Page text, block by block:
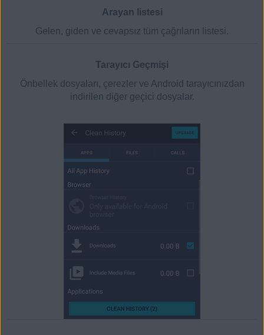
Arayan listesi
Gelen, giden ve cevapsız tüm çağrıların listesi.
Tarayıcı Geçmişi
Önbellek dosyaları, çerezler ve Android tarayıcınızdan
indirilen diğer geçici dosyalar.